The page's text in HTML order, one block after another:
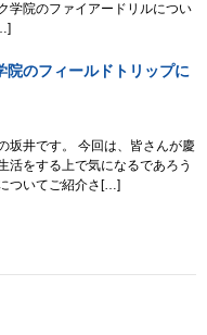
学院のファイアードリルについ
院のフィールドトリップに
坂井です。 今回は、皆さんが慶
活をする上で気になるであろう
ついてご紹介さ[…]